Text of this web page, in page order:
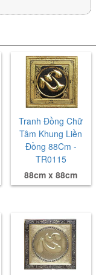
Tranh Đồng Chữ
Tâm Khung Liền
Đồng 88Cm -
TR0115
88cm x 88cm